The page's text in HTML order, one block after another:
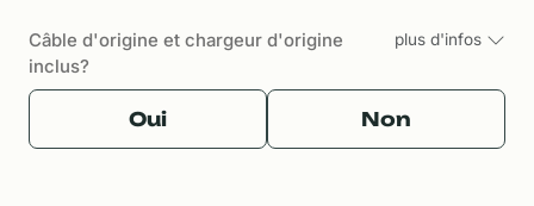
Câble d'origine et chargeur d'origine
inclus?
plus d'infos
Oui Non